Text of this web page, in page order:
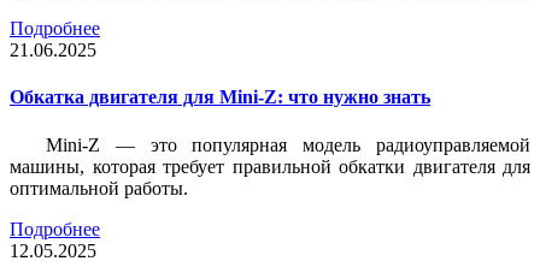
Подробнее
21.06.2025
Обкатка двигателя для Mini-Z: что нужно знать
Mini-Z — это популярная модель радиоуправляемой
машины, которая требует правильной обкатки двигателя для
оптимальной работы.
Подробнее
12.05.2025